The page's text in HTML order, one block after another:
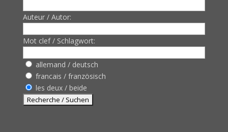
Auteur / Autor:
Mot clef / Schlagwort:
allemand / deutsch
francais / französisch
les deux / beide